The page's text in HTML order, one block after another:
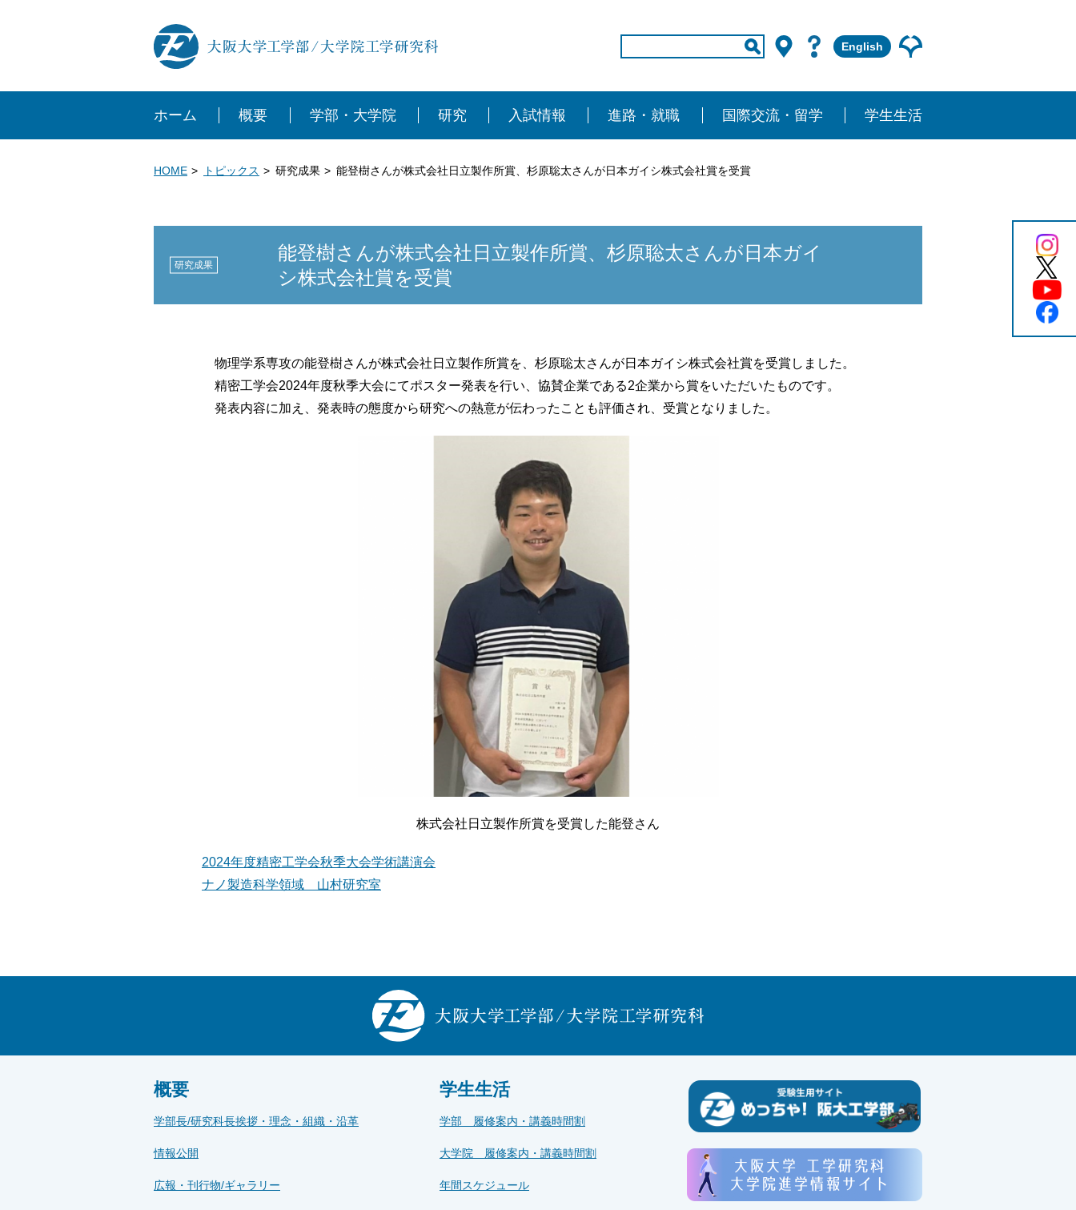
English
ホーム 概要 学部・大学院 研究 入試情報 進路・就職 国際交流・留学 学生生活
HOME トピックス 研究成果 能登樹さんが株式会社日立製作所賞、杉原聡太さんが日本ガイシ株式会社賞を受賞
研究成果
能登樹さんが株式会社日立製作所賞、杉原聡太さんが日本ガイ
シ株式会社賞を受賞
物理学系専攻の能登樹さんが株式会社日立製作所賞を、杉原聡太さんが日本ガイシ株式会社賞を受賞しました。
精密工学会2024年度秋季大会にてポスター発表を行い、協賛企業である2企業から賞をいただいたものです。
発表内容に加え、発表時の態度から研究への熱意が伝わったことも評価され、受賞となりました。
株式会社日立製作所賞を受賞した能登さん
2024年度精密工学会秋季大会学術講演会
ナノ製造科学領域 山村研究室
概要
学部長/研究科長挨拶・理念・組織・沿革
情報公開
広報・刊行物/ギャラリー
学生生活
学部 履修案内・講義時間割
大学院 履修案内・講義時間割
年間スケジュール